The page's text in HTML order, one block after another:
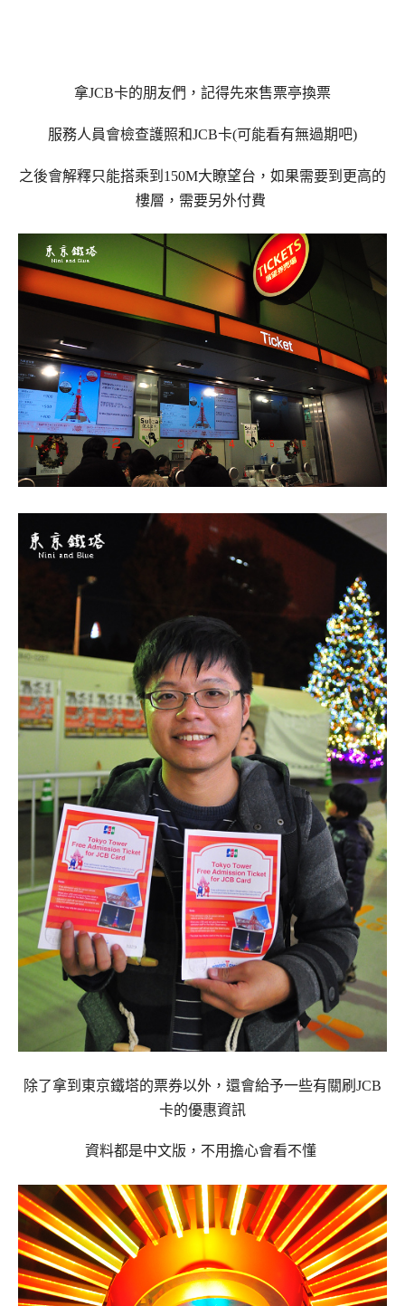
拿JCB卡的朋友們，記得先來售票亭換票
服務人員會檢查護照和JCB卡(可能看有無過期吧)
之後會解釋只能搭乘到150M大瞭望台，如果需要到更高的
樓層，需要另外付費
除了拿到東京鐵塔的票券以外，還會給予一些有關刷JCB
卡的優惠資訊
資料都是中文版，不用擔心會看不懂